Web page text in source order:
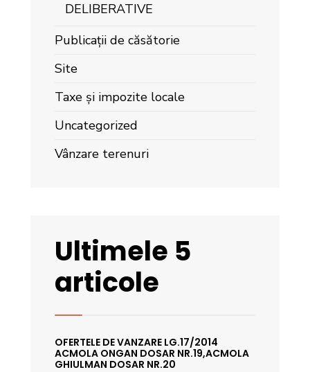
DELIBERATIVE
Publicații de căsătorie
Site
Taxe și impozite locale
Uncategorized
Vânzare terenuri
Ultimele 5
articole
OFERTELE DE VANZARE LG.17/2014
ACMOLA ONGAN DOSAR NR.19,ACMOLA
GHIULMAN DOSAR NR.20